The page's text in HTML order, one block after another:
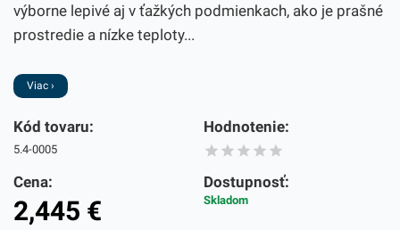
výborne lepivé aj v ťažkých podmienkach, ako je prašné
prostredie a nízke teploty...
Viac ›
Kód tovaru:
5.4-0005
Hodnotenie:
Cena:
2,445 €
Dostupnosť:
Skladom